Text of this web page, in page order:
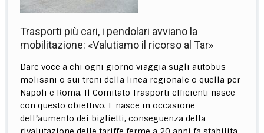
Trasporti più cari, i pendolari avviano la
mobilitazione: «Valutiamo il ricorso al Tar»
Dare voce a chi ogni giorno viaggia sugli autobus
molisani o sui treni della linea regionale o quella per
Napoli e Roma. Il Comitato Trasporti efficienti nasce
con questo obiettivo. E nasce in occasione
dell’aumento dei biglietti, conseguenza della